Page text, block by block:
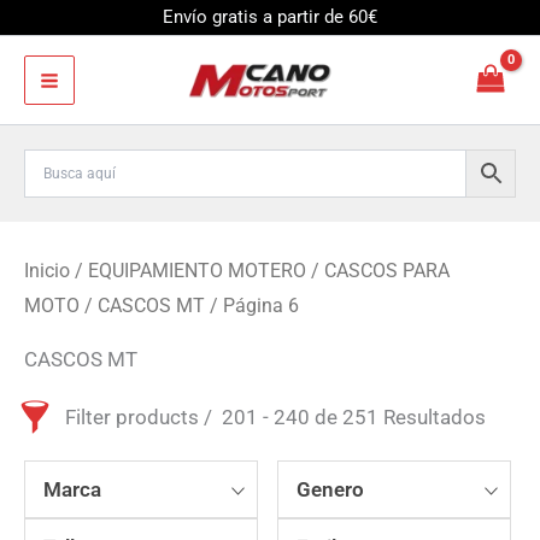
contenido
Envío gratis a partir de 60€
Inicio / EQUIPAMIENTO MOTERO / CASCOS PARA
MOTO / CASCOS MT / Página 6
CASCOS MT
Filter products 201 - 240 de 251 Resultados
Marca Genero